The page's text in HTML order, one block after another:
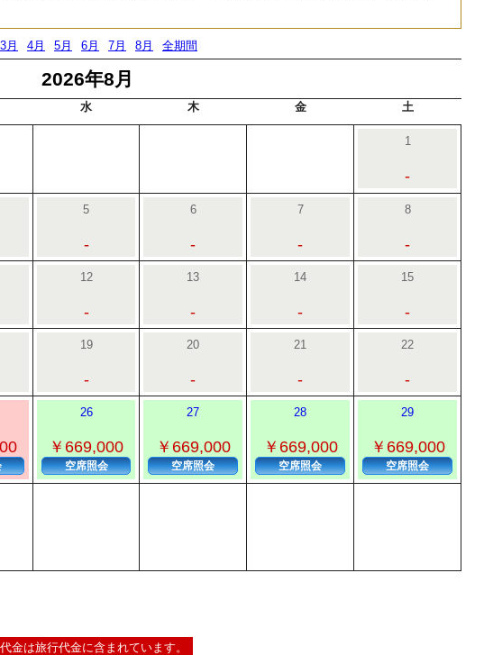
3月 4月 5月 6月 7月 8月 全期間
2026年8月
水 木 金 土
1
-
5
-
6
-
7
-
8
-
12
-
13
-
14
-
15
-
19
-
20
-
21
-
22
-
26
￥669,000
空席照会
27
￥669,000
空席照会
28
￥669,000
空席照会
29
￥669,000
空席照会
は旅行代金に含まれています。